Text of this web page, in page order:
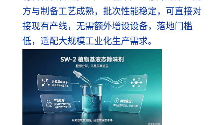
方与制备工艺成熟，批次性能稳定，可直接对
接现有产线，无需额外增设设备，落地门槛
低，适配大规模工业化生产需求。